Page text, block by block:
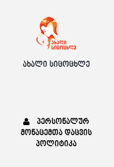
ახალი სიცოცხლე
პერსონალურ
მონაცემთა დაცვის
პოლიტიკა